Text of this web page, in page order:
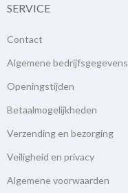
SERVICE
Contact
Algemene bedrijfsgegevens
Openingstijden
Betaalmogelijkheden
Verzending en bezorging
Veiligheid en privacy
Algemene voorwaarden